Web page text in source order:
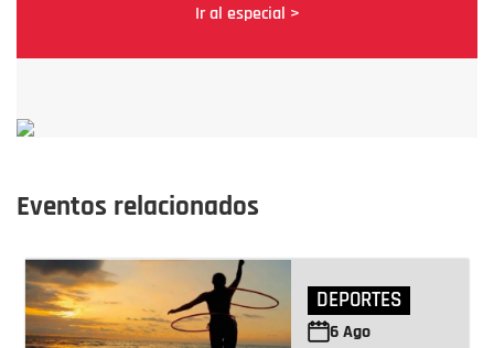
Ir al especial >
Eventos relacionados
DEPORTES
6Ago